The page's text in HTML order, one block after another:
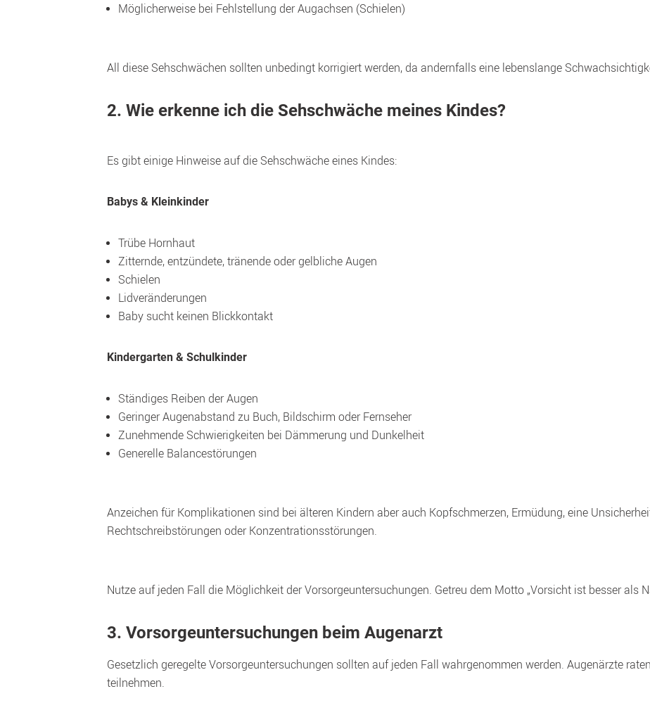
Möglicherweise bei Fehlstellung der Augachsen (Schielen)
2. Wie erkenne ich die Sehschwäche meines Kindes?
Es gibt einige Hinweise auf die Sehschwäche eines Kindes:
Babys & Kleinkinder
Trübe Hornhaut
Zitternde, entzündete, tränende oder gelbliche Augen
Schielen
Lidveränderungen
Baby sucht keinen Blickkontakt
Kindergarten & Schulkinder
Ständiges Reiben der Augen
Geringer Augenabstand zu Buch, Bildschirm oder Fernseher
Zunehmende Schwierigkeiten bei Dämmerung und Dunkelheit
Generelle Balancestörungen
Anzeichen für Komplikationen sind bei älteren Kindern aber auch Kopfschmerzen, Ermüdung, eine
Rechtschreibstörungen oder Konzentrationsstörungen.
3. Vorsorgeuntersuchungen beim Augenarzt
Gesetzlich geregelte Vorsorgeuntersuchungen sollten auf jeden Fall wahrgenommen werden. Augenärzte